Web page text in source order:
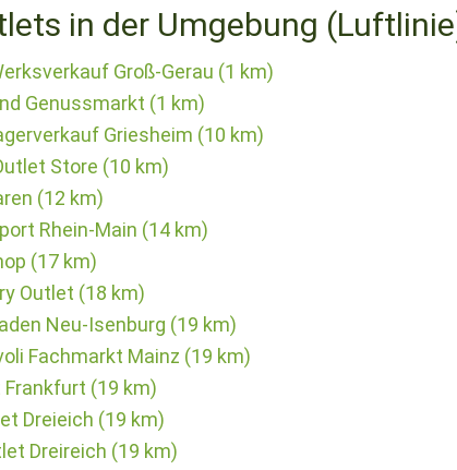
in der Umgebung
Groß-Gerau (1 km)
Genussmarkt (1 km)
Griesheim (10 km)
Store (10 km)
(12 km)
Rhein-Main (14 km)
(17 km)
Outlet (18 km)
Neu-Isenburg (19 km)
Fachmarkt Mainz (19 km)
(19 km)
Dreieich (19 km)
Dreireich (19 km)